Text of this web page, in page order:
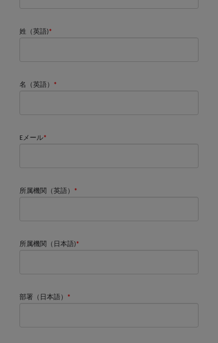
姓（英語)*
名（英語） *
Eメール*
所属機関（英語） *
所属機関（日本語)*
部署（日本語） *